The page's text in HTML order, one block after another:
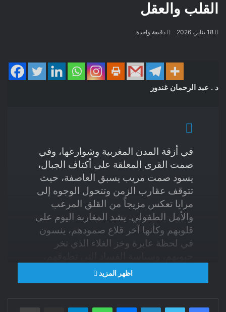
القلب والعقل
18 يناير، 2026 دقيقة واحدة
د . عبد الرحمان غندور
في أزقة المدن المغربية وشوارعها، وفي
صمت القرى المعلقة على أكتاف الجبال،
يسود صمت مريب يسبق العاصفة، حيث
تتوقف عقارب الزمن وتتحول الوجوه إلى
مرايا تعكس مزيجاً من القلق المرعب
والأمل الطفولي. يشد المغاربة اليوم على
قلوبهم وكأنها آخر قلاع صمودهم، ينسون
في لحظة عابرة وخز الغلاء الذي نخر
ويطوون مؤقتاً صفحات الانهيارات
الاجتماعية والأخلاقية التي باتت تؤثث
بالهواء”. هذه الكرة التي تحولت في
اظهر المزيد
فيسبوك تويتر لينكدإن ماسنجر واتساب تيلقرام مشاركة عبر البريد طباعة